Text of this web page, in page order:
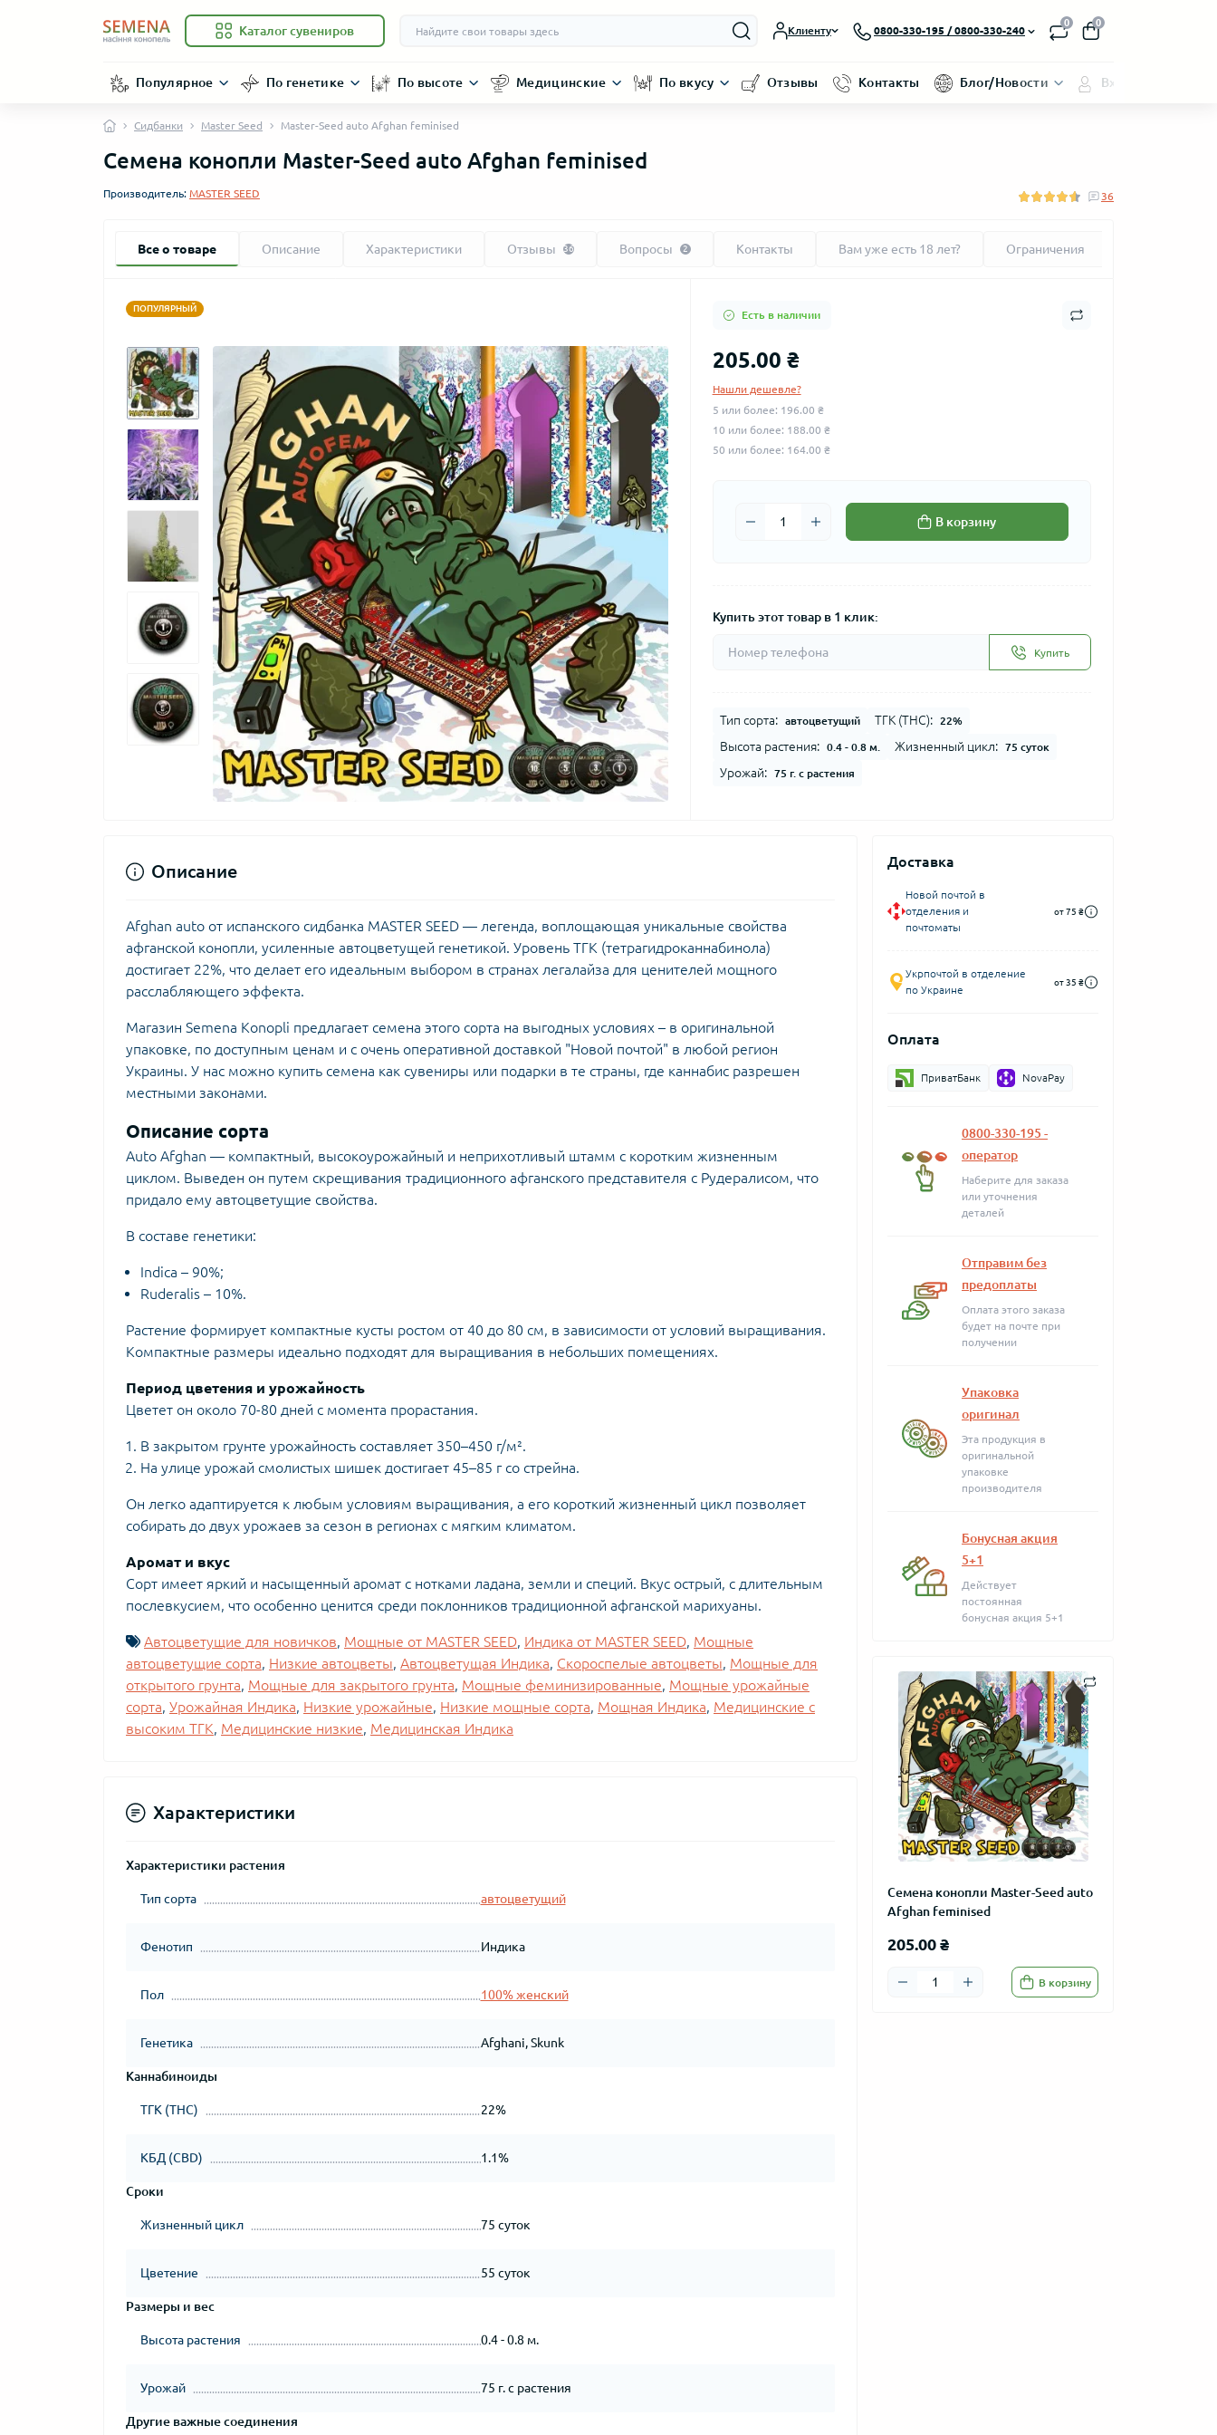
Каталог сувениров Клиенту 0800-330-195 / 0800-330-240
0 0
Популярное По генетике По высоте Медицинские По вкусу Отзывы Контакты Блог/Новости Вход/
Сидбанки Master Seed Master-Seed auto Afghan feminised
Семена конопли Master-Seed auto Afghan feminised
Производитель: MASTER SEED 36
Все о товаре Описание Характеристики Отзывы 36 Вопросы 2 Контакты Вам уже есть 18 лет? Ограничения
ПОПУЛЯРНЫЙ
Есть в наличии
205.00 ₴
Нашли дешевле?
5 или более: 196.00 ₴
10 или более: 188.00 ₴
50 или более: 164.00 ₴
В корзину
Купить этот товар в 1 клик:
Купить
Тип сорта: автоцветущий ТГК (THC): 22%
Высота растения: 0.4 - 0.8 м. Жизненный цикл: 75 суток
Урожай: 75 г. с растения
Доставка
Новой почтой в
отделения и
почтоматы
от 75 ₴
Укрпочтой в отделение
по Украине
от 35 ₴
Оплата
ПриватБанк NovaPay
0800-330-195 -
оператор
Наберите для заказа
или уточнения
деталей
Отправим без
предоплаты
Оплата этого заказа
будет на почте при
получении
Упаковка
оригинал
Эта продукция в
оригинальной
упаковке
производителя
Бонусная акция
5+1
Действует
постоянная
бонусная акция 5+1
Семена конопли Master-Seed auto
Afghan feminised
205.00 ₴
В корзину
Описание
Afghan auto от испанского сидбанка MASTER SEED — легенда, воплощающая уникальные свойства
афганской конопли, усиленные автоцветущей генетикой. Уровень ТГК (тетрагидроканнабинола)
достигает 22%, что делает его идеальным выбором в странах легалайза для ценителей мощного
расслабляющего эффекта.
Магазин Semena Konopli предлагает семена этого сорта на выгодных условиях – в оригинальной
упаковке, по доступным ценам и с очень оперативной доставкой "Новой почтой" в любой регион
Украины. У нас можно купить семена как сувениры или подарки в те страны, где каннабис разрешен
местными законами.
Описание сорта
Auto Afghan — компактный, высокоурожайный и неприхотливый штамм с коротким жизненным
циклом. Выведен он путем скрещивания традиционного афганского представителя с Рудералисом, что
придало ему автоцветущие свойства.
В составе генетики:
Indica – 90%;
Ruderalis – 10%.
Растение формирует компактные кусты ростом от 40 до 80 см, в зависимости от условий выращивания.
Компактные размеры идеально подходят для выращивания в небольших помещениях.
Период цветения и урожайность
Цветет он около 70-80 дней с момента прорастания.
В закрытом грунте урожайность составляет 350–450 г/м².
На улице урожай смолистых шишек достигает 45–85 г со стрейна.
Он легко адаптируется к любым условиям выращивания, а его короткий жизненный цикл позволяет
собирать до двух урожаев за сезон в регионах с мягким климатом.
Аромат и вкус
Сорт имеет яркий и насыщенный аромат с нотками ладана, земли и специй. Вкус острый, с длительным
послевкусием, что особенно ценится среди поклонников традиционной афганской марихуаны.
Автоцветущие для новичков, Мощные от MASTER SEED, Индика от MASTER SEED, Мощные
автоцветущие сорта, Низкие автоцветы, Автоцветущая Индика, Скороспелые автоцветы, Мощные для
открытого грунта, Мощные для закрытого грунта, Мощные феминизированные, Мощные урожайные
сорта, Урожайная Индика, Низкие урожайные, Низкие мощные сорта, Мощная Индика, Медицинские с
высоким ТГК, Медицинские низкие, Медицинская Индика
Характеристики
Характеристики растения
Тип сорта автоцветущий
Фенотип Индика
Пол 100% женский
Генетика Afghani, Skunk
Каннабиноиды
ТГК (THC) 22%
КБД (CBD) 1.1%
Сроки
Жизненный цикл 75 суток
Цветение 55 суток
Размеры и вес
Высота растения 0.4 - 0.8 м.
Урожай 75 г. с растения
Другие важные соединения